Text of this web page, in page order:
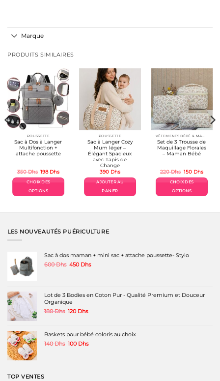
Marque
PRODUITS SIMILAIRES
POUSSETTE
Sac à Dos à Langer
Multifonction +
attache poussette
350Dhs Le
initial
était :
350 Dhs.
198 DhsLe
actuel
CHOIX DES
OPTIONS
a
variations.
être
choisies
produit
POUSSETTE
Sac à Langer Cozy
Mum léger –
Élégant Spacieux
avec Tapis de
Change
390 Dhs
AJOUTER AU
PANIER
Set de 3 Trousse de
Maquillage Florales
– Maman Bébé
220Dhs Le
initial
était :
220 Dhs.
150 DhsLe
actuel
CHOIX DES
OPTIONS
a
être
du
LES NOUVEAUTÉS PUÉRICULTURE
Sac à dos maman + mini sac + attache poussette- Stylo
600Dhs Le
450 DhsLe
Lot de 3 Bodies en Coton Pur - Qualité Premium et Douceur
Organique
180Dhs Le
était :
180 Dhs.
120 DhsLe
est :
120 Dhs.
Baskets pour bébé coloris au choix
140Dhs Le
100 DhsLe
TOP VENTES